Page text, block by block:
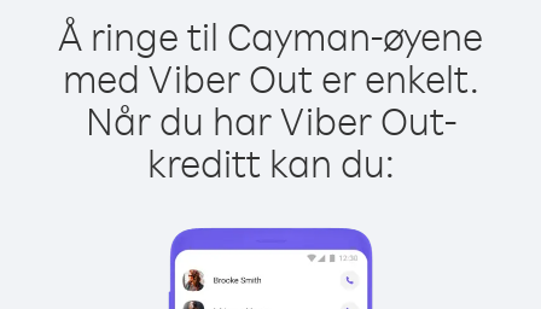
Å ringe til Cayman-øyene
med Viber Out er enkelt.
Når du har Viber Out-
kreditt kan du: